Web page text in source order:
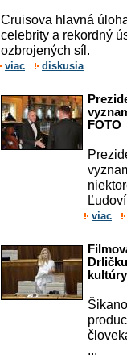
Cruisova hlavná
celebrity a rekordný
ozbrojených síl.
viac diskusia
FOTO
viac
kultúry
...